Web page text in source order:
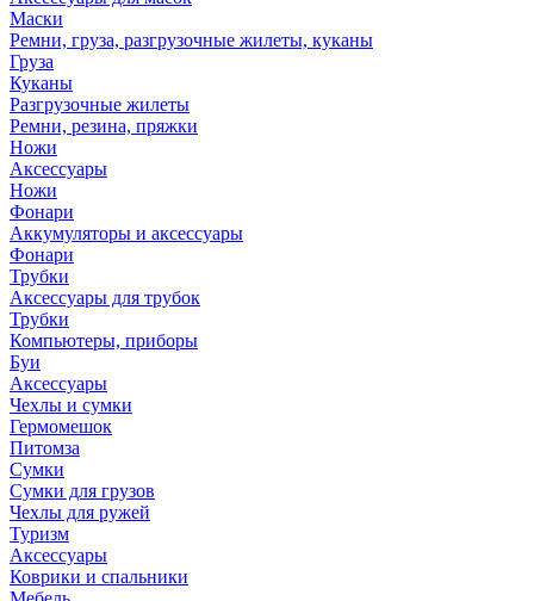
Маски
Ремни, груза, разгрузочные жилеты, куканы
Груза
Куканы
Разгрузочные жилеты
Ремни, резина, пряжки
Ножи
Аксессуары
Ножи
Фонари
Аккумуляторы и аксессуары
Фонари
Трубки
Аксессуары для трубок
Трубки
Компьютеры, приборы
Буи
Аксессуары
Чехлы и сумки
Гермомешок
Питомза
Сумки
Сумки для грузов
Чехлы для ружей
Туризм
Аксессуары
Коврики и спальники